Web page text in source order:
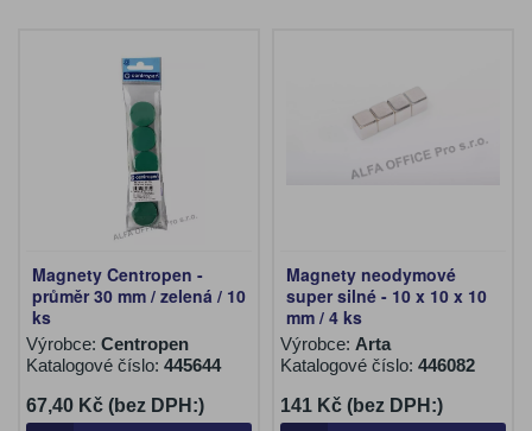
Magnety Centropen -
průměr 30 mm / zelená / 10
ks
Výrobce: Centropen
Katalogové číslo: 445644
67,40 Kč (bez DPH:)
Magnety neodymové
super silné - 10 x 10 x 10
mm / 4 ks
Výrobce: Arta
Katalogové číslo: 446082
141 Kč (bez DPH:)